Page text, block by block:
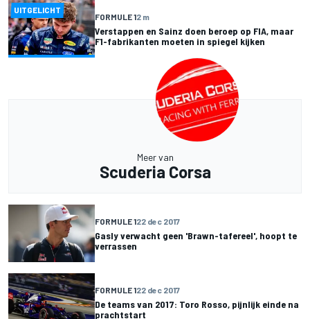
UITGELICHT
FORMULE 12 m
Verstappen en Sainz doen beroep op FIA, maar
F1-fabrikanten moeten in spiegel kijken
Meer van
Scuderia Corsa
FORMULE 122 dec 2017
Gasly verwacht geen 'Brawn-tafereel', hoopt te
verrassen
FORMULE 122 dec 2017
De teams van 2017: Toro Rosso, pijnlijk einde na
prachtstart